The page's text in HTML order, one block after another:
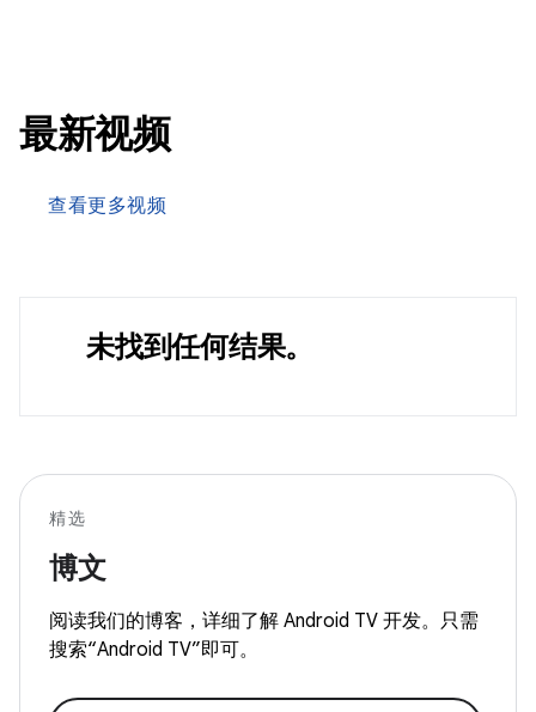
最新视频
查看更多视频
未找到任何结果。
精选
博文
阅读我们的博客，详细了解 Android TV 开发。只需
搜索“Android TV”即可。